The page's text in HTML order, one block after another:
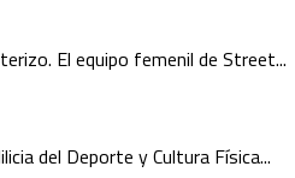
El equipo femenil de Street...
del Deporte y Cultura Física...